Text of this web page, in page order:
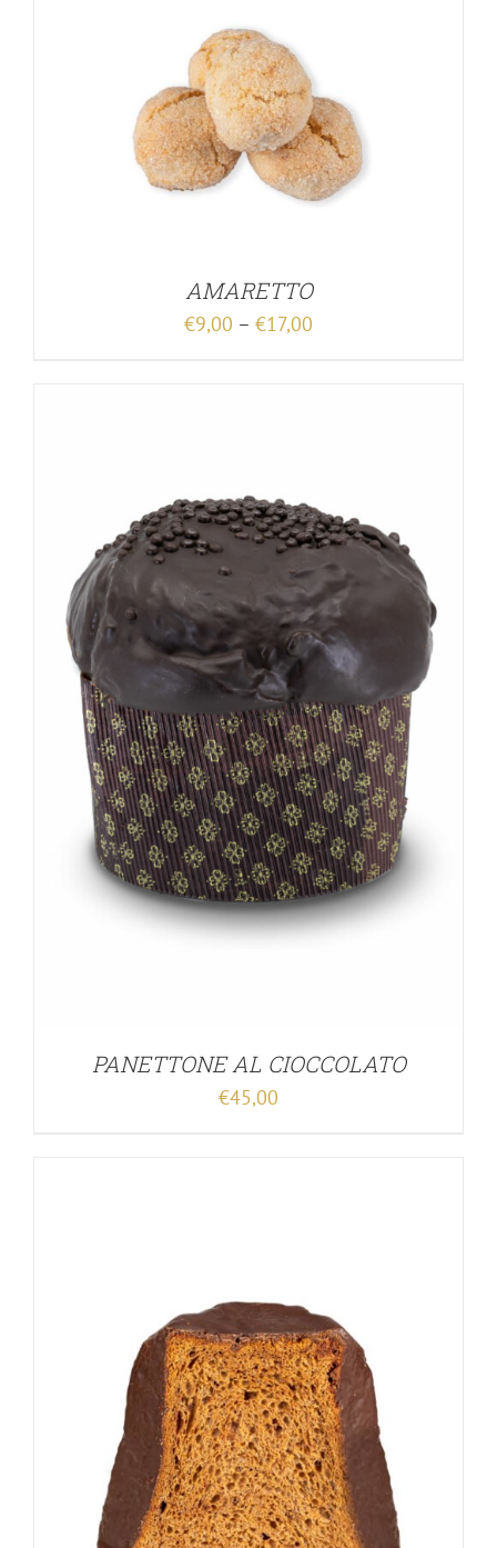
AMARETTO
€9,00 – €17,00
PANETTONE AL CIOCCOLATO
€45,00